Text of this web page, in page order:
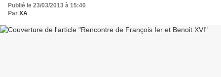
Publié le 23/03/2013 à 15:40
Par XA